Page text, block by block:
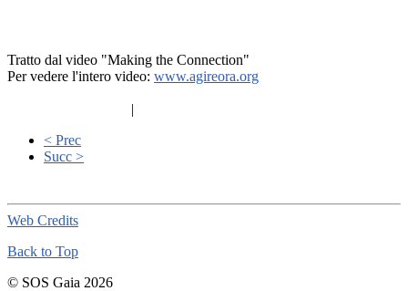
Tratto dal video "Making the Connection"
Per vedere l'intero video: www.agireora.org
|
< Prec
Succ >
Web Credits
Back to Top
© SOS Gaia 2026